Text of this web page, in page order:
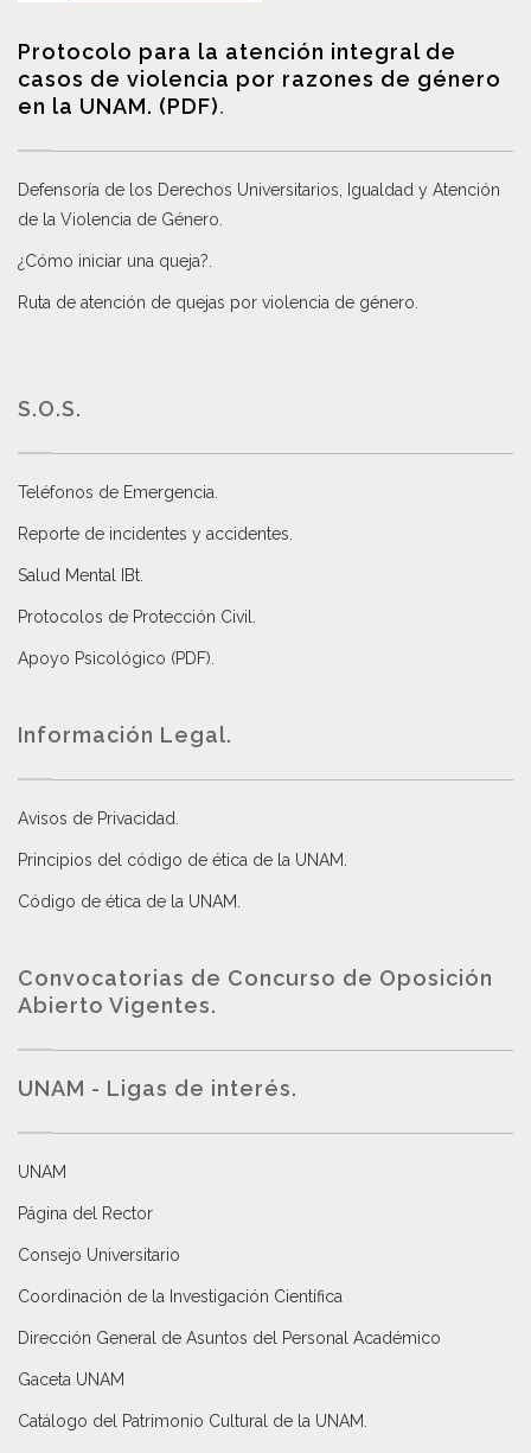
Protocolo para la atención integral de
casos de violencia por razones de género
en la UNAM. (PDF).
Defensoría de los Derechos Universitarios, Igualdad y Atención
de la Violencia de Género
¿Cómo iniciar una queja?
Ruta de atención de quejas por violencia de género
S.O.S.
Teléfonos de Emergencia.
Reporte de incidentes y accidentes
Salud Mental IBt
Protocolos de Protección Civil
Apoyo Psicológico (PDF)
Información Legal.
Avisos de Privacidad
Principios del código de ética de la UNAM
Código de ética de la UNAM
Convocatorias de Concurso de Oposición
Abierto Vigentes.
UNAM - Ligas de interés.
UNAM
Página del Rector
Consejo Universitario
Coordinación de la Investigación Científica
Dirección General de Asuntos del Personal Académico
Gaceta UNAM
Catálogo del Patrimonio Cultural de la UNAM.